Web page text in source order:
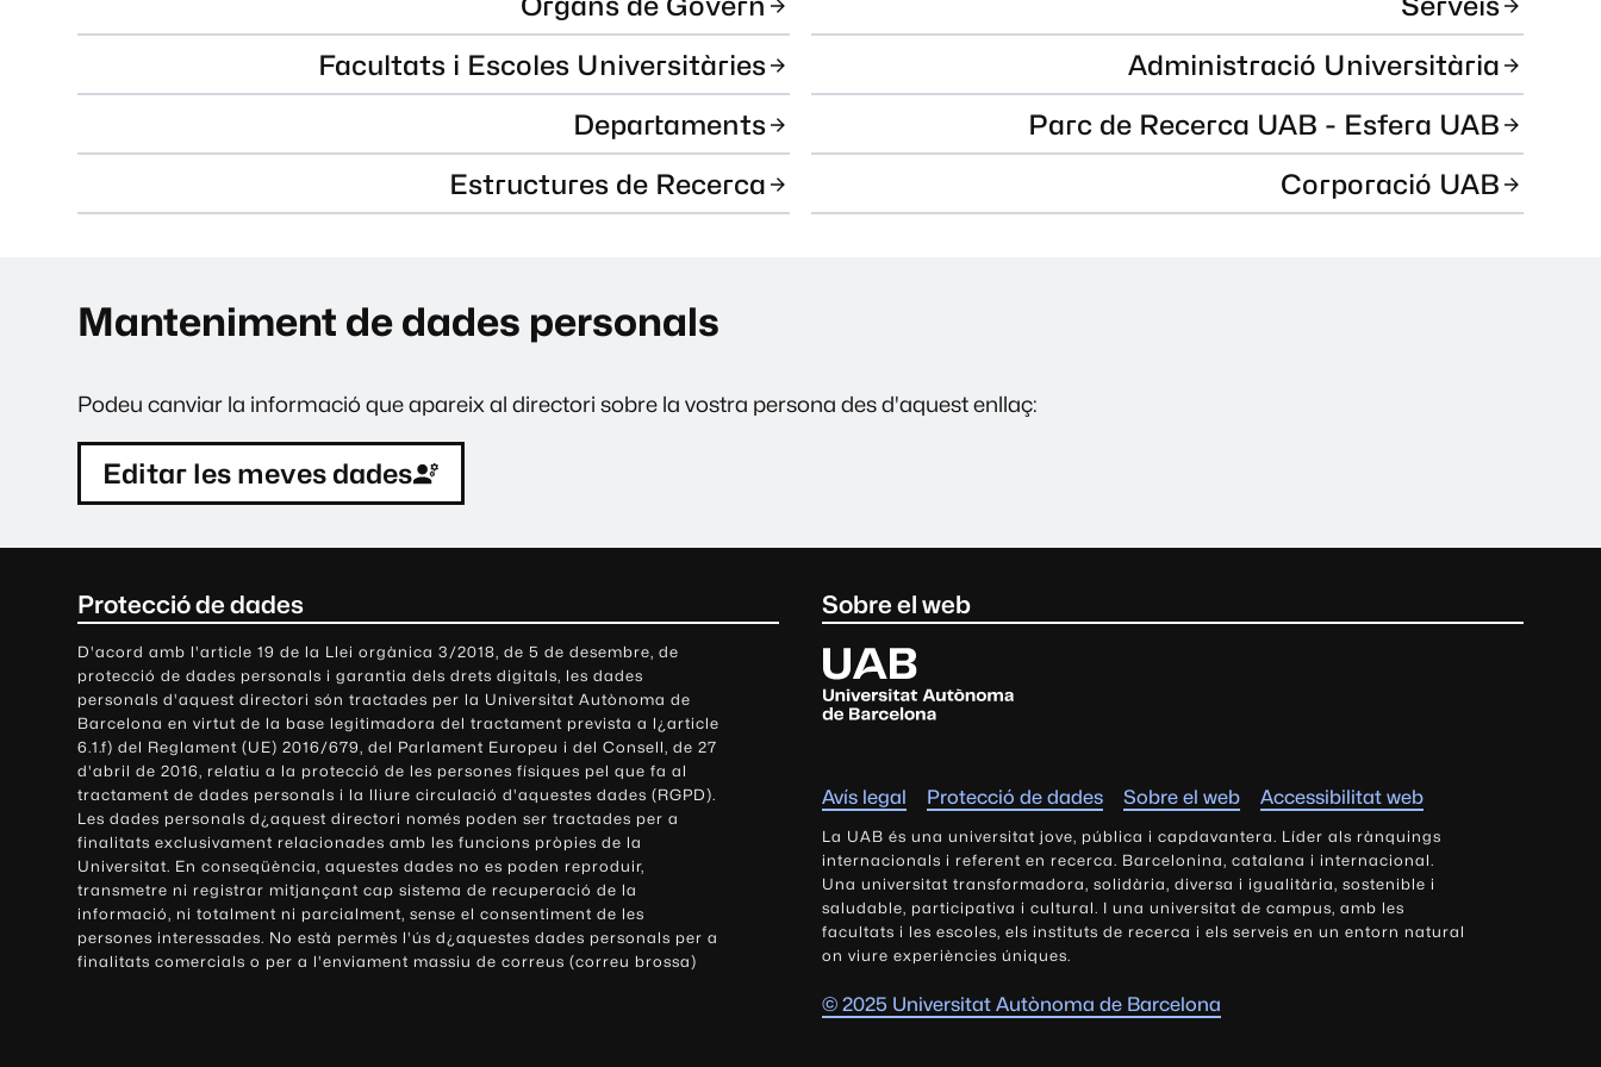
Facultats i Escoles Universitàries
Departaments
Estructures de Recerca
Administració Universitària
Parc de Recerca UAB - Esfera UAB
Corporació UAB
Manteniment de dades personals
Podeu canviar la informació que apareix al directori sobre la vostra persona des d'aquest enllaç:
Editar les meves dades
Protecció de dades
D'acord amb l'article 19 de la Llei orgànica 3/2018, de 5 de desembre, de
protecció de dades personals i garantia dels drets digitals, les dades
personals d'aquest directori són tractades per la Universitat Autònoma de
Barcelona en virtut de la base legitimadora del tractament prevista a l¿article
6.1.f) del Reglament (UE) 2016/679, del Parlament Europeu i del Consell, de 27
d'abril de 2016, relatiu a la protecció de les persones físiques pel que fa al
tractament de dades personals i la lliure circulació d'aquestes dades (RGPD).
Les dades personals d¿aquest directori només poden ser tractades per a
finalitats exclusivament relacionades amb les funcions pròpies de la
Universitat. En conseqüència, aquestes dades no es poden reproduir,
transmetre ni registrar mitjançant cap sistema de recuperació de la
informació, ni totalment ni parcialment, sense el consentiment de les
persones interessades. No està permès l'ús d¿aquestes dades personals per a
finalitats comercials o per a l'enviament massiu de correus (correu brossa)
Sobre el web
U
n
i
s
i
t
a
t
A
u
t
ò
Avís legal Protecció de dades Sobre el web Accessibilitat web
La UAB és una universitat jove, pública i capdavantera. Líder als rànquings
internacionals i referent en recerca. Barcelonina, catalana i internacional.
Una universitat transformadora, solidària, diversa i igualitària, sostenible i
saludable, participativa i cultural. I una universitat de campus, amb les
facultats i les escoles, els instituts de recerca i els serveis en un entorn natural
on viure experiències úniques.
© 2025 Universitat Autònoma de Barcelona